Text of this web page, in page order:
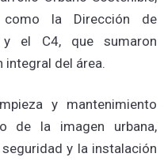
la Dirección de
y el C4, que sumaron
del área.
y mantenimiento
de la imagen urbana,
y la instalación